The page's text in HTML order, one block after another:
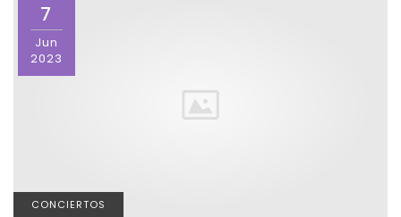
7
Jun
2023
CONCIERTOS